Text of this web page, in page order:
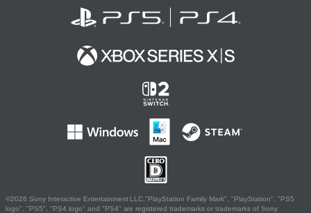
©2026 Sony Interactive Entertainment LLC."PlayStation Family Mark", "PlayStation", "PS5
logo", "PS5", "PS4 logo" and "PS4" are registered trademarks or trademarks of Sony